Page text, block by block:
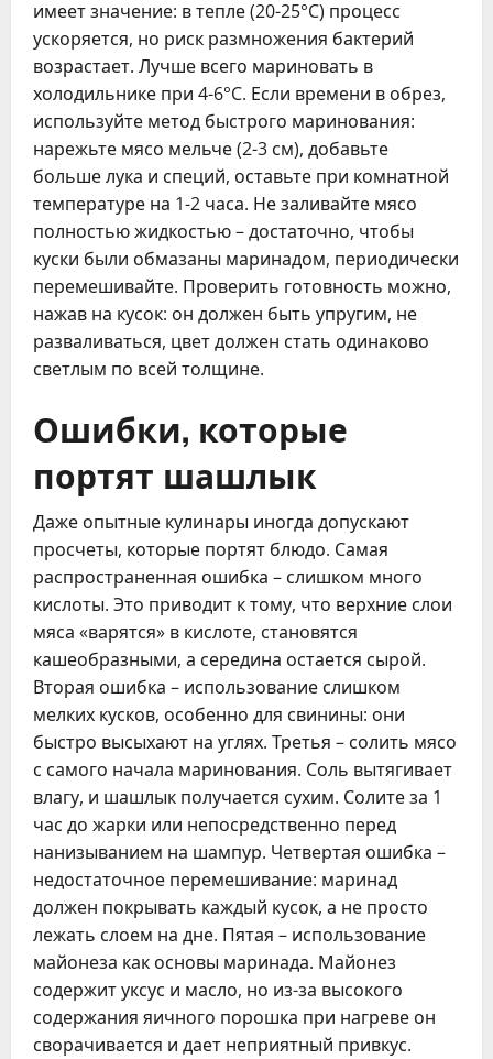
имеет значение: в тепле (20-25°C) процесс
ускоряется, но риск размножения бактерий
возрастает. Лучше всего мариновать в
холодильнике при 4-6°C. Если времени в обрез,
используйте метод быстрого маринования:
нарежьте мясо мельче (2-3 см), добавьте
больше лука и специй, оставьте при комнатной
температуре на 1-2 часа. Не заливайте мясо
полностью жидкостью – достаточно, чтобы
куски были обмазаны маринадом, периодически
перемешивайте. Проверить готовность можно,
нажав на кусок: он должен быть упругим, не
разваливаться, цвет должен стать одинаково
светлым по всей толщине.
Ошибки, которые
портят шашлык
Даже опытные кулинары иногда допускают
просчеты, которые портят блюдо. Самая
распространенная ошибка – слишком много
кислоты. Это приводит к тому, что верхние слои
мяса «варятся» в кислоте, становятся
кашеобразными, а середина остается сырой.
Вторая ошибка – использование слишком
мелких кусков, особенно для свинины: они
быстро высыхают на углях. Третья – солить мясо
с самого начала маринования. Соль вытягивает
влагу, и шашлык получается сухим. Солите за 1
час до жарки или непосредственно перед
нанизыванием на шампур. Четвертая ошибка –
недостаточное перемешивание: маринад
должен покрывать каждый кусок, а не просто
лежать слоем на дне. Пятая – использование
майонеза как основы маринада. Майонез
содержит уксус и масло, но из-за высокого
содержания яичного порошка при нагреве он
сворачивается и дает неприятный привкус.